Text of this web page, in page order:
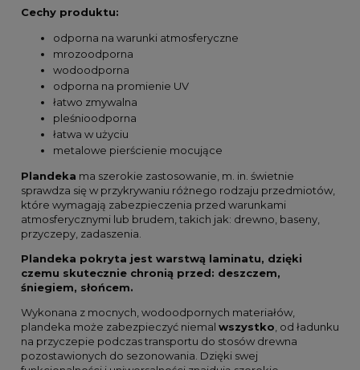
Cechy produktu:
odporna na warunki atmosferyczne
mrozoodporna
wodoodporna
odporna na promienie UV
łatwo zmywalna
pleśnioodporna
łatwa w użyciu
metalowe pierścienie mocujące
Plandeka ma szerokie zastosowanie, m. in. świetnie
sprawdza się w przykrywaniu różnego rodzaju przedmiotów,
które wymagają zabezpieczenia przed warunkami
atmosferycznymi lub brudem, takich jak: drewno, baseny,
przyczepy, zadaszenia.
Plandeka pokryta jest warstwą laminatu, dzięki
czemu skutecznie chronią przed: deszczem,
śniegiem, słońcem.
Wykonana z mocnych, wodoodpornych materiałów,
plandeka może zabezpieczyć niemal wszystko, od ładunku
na przyczepie podczas transportu do stosów drewna
pozostawionych do sezonowania. Dzięki swej